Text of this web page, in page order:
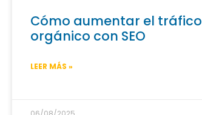
Cómo aumentar el tráfico
orgánico con SEO
LEER MÁS »